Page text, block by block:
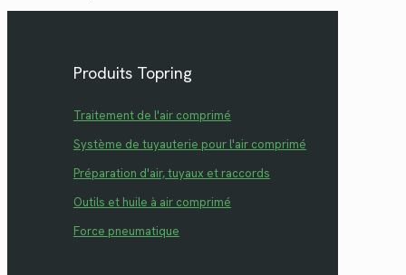
Produits Topring
Traitement de l'air comprimé
Système de tuyauterie pour l'air comprimé
Préparation d'air, tuyaux et raccords
Outils et huile à air comprimé
Force pneumatique